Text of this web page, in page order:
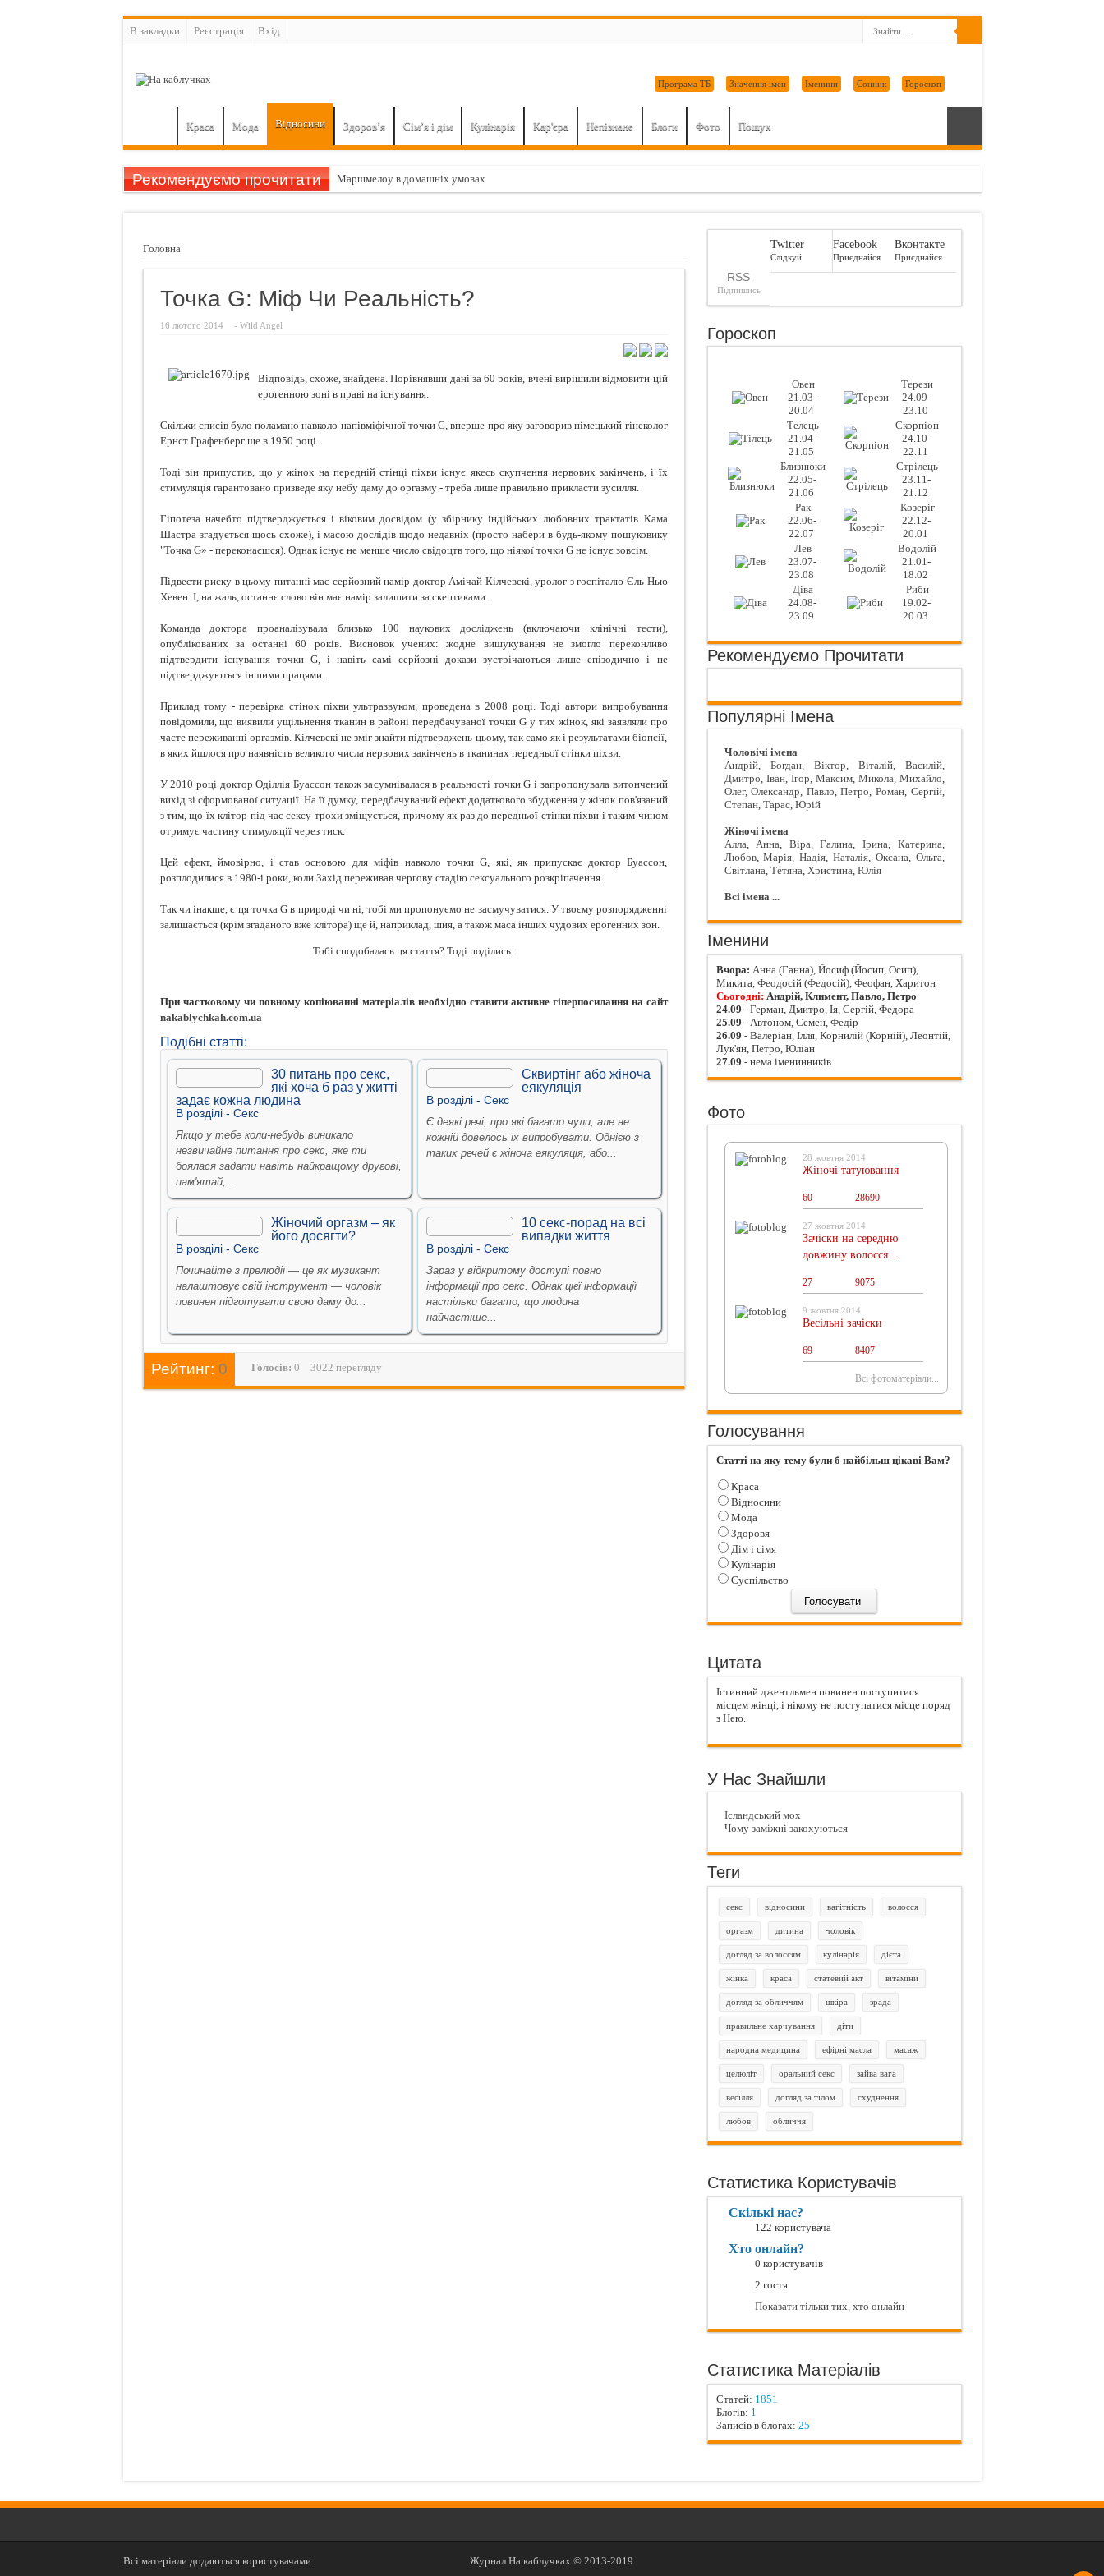
В закладки Реєстрація Вхiд
Гороскоп
Сонник
Іменини
Значення імен
Програма ТБ
Краса Мода Відносини Здоров’я Сім’я і дім Кулінарія Кар'єра Непізнане Блоги Фото Пошук
Рекомендуємо прочитати Маршмелоу в домашніх умовах
Шампуні домашнього приготування
Чуттєвий подарунок на 23 лютого: 8 секретів вправного мінета
Про що розповідають фото в соцмережах
Головна
Точка G: Міф Чи Реальність?
16 лютого 2014 - Wild Angel
Відповідь, схоже, знайдена. Порівнявши дані за 60 років, вчені вирішили відмовити цій
ерогенною зоні в праві на існування.
Скільки списів було поламано навколо напівміфічної точки G, вперше про яку заговорив німецький гінеколог
Ернст Графенберг ще в 1950 році.
Тоді він припустив, що у жінок на передній стінці піхви існує якесь скупчення нервових закінчень, і їх
стимуляція гарантовано призведе яку небу даму до оргазму - треба лише правильно прикласти зусилля.
Гіпотеза начебто підтверджується і віковим досвідом (у збірнику індійських любовних трактатів Кама
Шастра згадується щось схоже), і масою дослідів щодо недавніх (просто набери в будь-якому пошуковику
"Точка G» - переконаєшся). Однак існує не менше число свідоцтв того, що ніякої точки G не існує зовсім.
Підвести риску в цьому питанні має серйозний намір доктор Амічай Кілчевскі, уролог з госпіталю Єль-Нью
Хевен. І, на жаль, останнє слово він має намір залишити за скептиками.
Команда доктора проаналізувала близько 100 наукових досліджень (включаючи клінічні тести),
опублікованих за останні 60 років. Висновок учених: жодне вишукування не змогло переконливо
підтвердити існування точки G, і навіть самі серйозні докази зустрічаються лише епізодично і не
підтверджуються іншими працями.
Приклад тому - перевірка стінок піхви ультразвуком, проведена в 2008 році. Тоді автори випробування
повідомили, що виявили ущільнення тканин в районі передбачуваної точки G у тих жінок, які заявляли про
часте переживанні оргазмів. Кілчевскі не зміг знайти підтверджень цьому, так само як і результатами біопсії,
в яких йшлося про наявність великого числа нервових закінчень в тканинах передньої стінки піхви.
У 2010 році доктор Оділлія Буассон також засумнівалася в реальності точки G і запропонувала витончений
вихід зі сформованої ситуації. На її думку, передбачуваний ефект додаткового збудження у жінок пов'язаний
з тим, що їх клітор під час сексу трохи зміщується, причому як раз до передньої стінки піхви і таким чином
отримує частину стимуляції через тиск.
Цей ефект, ймовірно, і став основою для міфів навколо точки G, які, як припускає доктор Буассон,
розплодилися в 1980-і роки, коли Захід переживав чергову стадію сексуального розкріпачення.
Так чи інакше, є ця точка G в природі чи ні, тобі ми пропонуємо не засмучуватися. У твоєму розпорядженні
залишається (крім згаданого вже клітора) ще й, наприклад, шия, а також маса інших чудових ерогенних зон.
Тобі сподобалась ця стаття? Тоді поділись:
При частковому чи повному копіюванні матеріалів необхідно ставити активне гіперпосилання на сайт
nakablychkah.com.ua
Подібні статті:
30 питань про секс,
які хоча б раз у житті
задає кожна людина
В рoздiлi - Секс
Якщо у тебе коли-небудь виникало
незвичайне питання про секс, яке ти
боялася задати навіть найкращому другові,
пам'ятай,...
Сквиртінг або жіноча
еякуляція
В рoздiлi - Секс
Є деякі речі, про які багато чули, але не
кожній довелось їх випробувати. Однією з
таких речей є жіноча еякуляція, або...
Жіночий оргазм – як
його досягти?
В рoздiлi - Секс
Починайте з прелюдії — це як музикант
налаштовує свій інструмент — чоловік
повинен підготувати свою даму до...
10 секс-порад на всі
випадки життя
В рoздiлi - Секс
Зараз у відкритому доступі повно
інформації про секс. Однак цієї інформації
настільки багато, що людина
найчастіше...
Рейтинг: 0 Голосiв: 0 3022 перегляду
RSS
Підпишись
Twitter
Слідкуй
Facebook
Приєднайся
Вконтакте
Приєднайся
Гороскоп
Овен
21.03-
20.04
Терези
24.09-
23.10
Телець
21.04-
21.05
Скорпіон
24.10-
22.11
Близнюки
22.05-
21.06
Стрілець
23.11-
21.12
Рак
22.06-
22.07
Козеріг
22.12-
20.01
Лев
23.07-
23.08
Водолій
21.01-
18.02
Діва
24.08-
23.09
Риби
19.02-
20.03
Рекомендуємо Прочитати
Популярні Імена
Чоловічі імена
Андрій, Богдан, Віктор, Віталій, Василій,
Дмитро, Іван, Ігор, Максим, Микола, Михайло,
Олег,Олександр, Павло,Петро, Роман, Сергій,
Степан, Тарас, Юрій
Жіночі імена
Алла,Анна, Віра,Галина, Ірина, Катерина,
Любов,Марія,Надія, Наталія, Оксана, Ольга,
Світлана, Тетяна, Христина, Юлія
Всі імена ...
Іменини
Вчора: Анна (Ганна), Йосиф (Йосип, Осип),
Микита, Феодосій (Федосій), Феофан, Харитон
Сьогодні: Андрій, Климент, Павло, Петро
24.09 - Герман, Дмитро, Ія, Сергій, Федора
25.09 - Автоном, Семен, Федір
26.09 - Валеріан, Ілля, Корнилій (Корній), Леонтій,
Лук'ян, Петро, Юліан
27.09 - нема іменинників
Фото
28 жовтня 2014
Жіночі татуювання
60 28690
27 жовтня 2014
Зачіски на середню
довжину волосся...
27 9075
9 жовтня 2014
Весільні зачіски
69 8407
Всі фотоматеріали...
Голосування
Статті на яку тему були б найбільш цікаві Вам?
Краса
Відносини
Мода
Здоровя
Дiм і сiмя
Кулiнарiя
Суспiльство
Цитата
Істинний джентльмен повинен поступитися
місцем жінці, і нікому не поступатися місце поряд
з Нею.
У Нас Знайшли
Ісландський мох
Чому заміжні закохуються
Теги
секс відносини вагітність волосся
оргазм дитина чоловік
догляд за волоссям кулінарія дієта
жінка краса статевий акт вітаміни
догляд за обличчям шкіра зрада
правильне харчування діти
народна медицина ефірні масла масаж
целюліт оральний секс зайва вага
весілля догляд за тілом схуднення
любов обличчя
Статистика Користувачів
Скількі нас?
122 користувача
Хто онлайн?
0 користувачів
2 гостя
Показати тільки тих, хто онлайн
Статистика Матеріалів
Статей: 1851
Блогів: 1
Записів в блогах: 25
Всі матеріали додаються користувачами. Журнал На каблучках © 2013-2019